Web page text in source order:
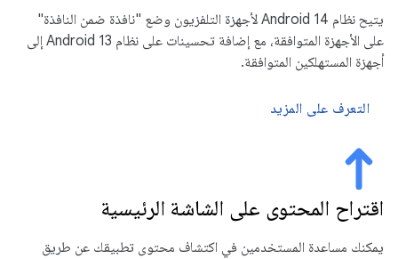
يتيح نظام Android 14 لأجهزة التلفزيون وضع "نافذة ضمن النافذة"
على الأجهزة المتوافقة، مع إضافة تحسينات على نظام Android 13 إلى
أجهزة المستهلكين المتوافقة.
التعرف على المزيد
اقتراح المحتوى على الشاشة الرئيسية
يمكنك مساعدة المستخدمين في اكتشاف محتوى تطبيقك عن طريق